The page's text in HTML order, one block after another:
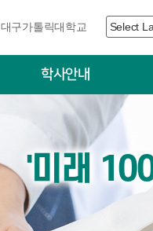
대구가톨릭대학교
학사안내
수강신청·졸업학점·학생
장학제도
휴·복학·재입학·자퇴
종합시험
'미래